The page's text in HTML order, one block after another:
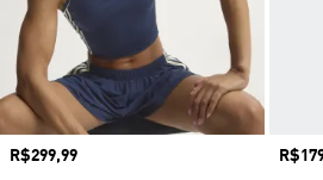
Preço
R$299,99
Preço